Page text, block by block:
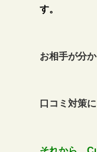
す。
お相手が分
口コミ対策